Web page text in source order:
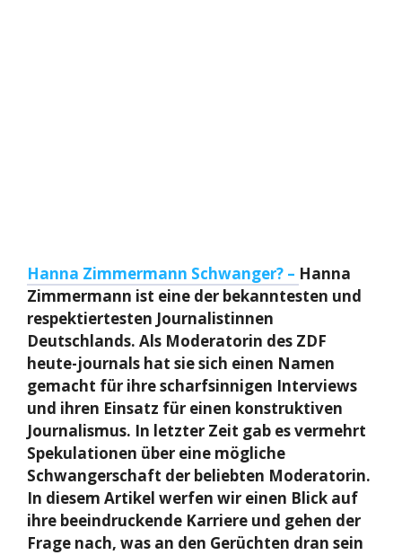
Hanna Zimmermann Schwanger? – Hanna
Zimmermann ist eine der bekanntesten und
respektiertesten Journalistinnen
Deutschlands. Als Moderatorin des ZDF
heute-journals hat sie sich einen Namen
gemacht für ihre scharfsinnigen Interviews
und ihren Einsatz für einen konstruktiven
Journalismus. In letzter Zeit gab es vermehrt
Spekulationen über eine mögliche
Schwangerschaft der beliebten Moderatorin.
In diesem Artikel werfen wir einen Blick auf
ihre beeindruckende Karriere und gehen der
Frage nach, was an den Gerüchten dran sein